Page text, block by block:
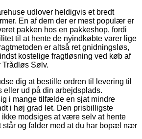
udlover heldigvis et bredt
En af dem der er mest populær er
pakken hos en pakkeshop, fordi
til at hente de nyindkøbte varer lige
er altså ret gnidningsløs,
kostelige fragtløsning ved køb af
Trådløs Sølv.
dig at bestille ordren til levering til
eller ud på din arbejdsplads.
i mange tilfælde en sjat mindre
i høj grad let. Den prisbilligste
ikke modsiges at være selv at hente
står og falder med at du har bopæl nær